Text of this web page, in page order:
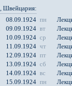
, Швейцария:
08.09.1924 пн
09.09.1924 вт
10.09.1924 ср
11.09.1924 чт
12.09.1924 пт
13.09.1924 сб
14.09.1924 вс
15.09.1924 пн